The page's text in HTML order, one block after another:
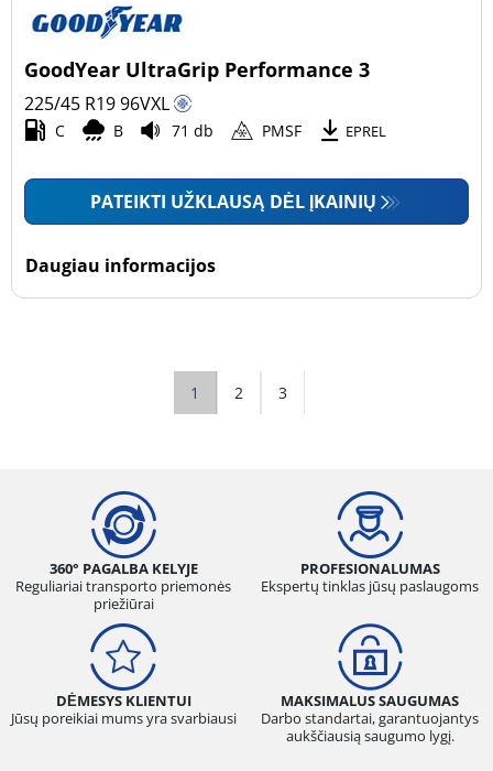
GoodYear UltraGrip Performance 3
225/45 R1996VXL
C B 71 db PMSF EPREL
PATEIKTI UŽKLAUSĄ DĖL ĮKAINIŲ
Daugiau informacijos
1 2 3
360° PAGALBA KELYJE
Reguliariai transporto priemonės
priežiūrai
PROFESIONALUMAS
Ekspertų tinklas jūsų paslaugoms
DĖMESYS KLIENTUI
Jūsų poreikiai mums yra svarbiausi
MAKSIMALUS SAUGUMAS
Darbo standartai, garantuojantys
aukščiausią saugumo lygį.